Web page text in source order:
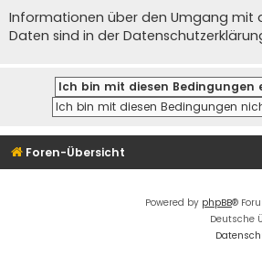
Informationen über den Umgang mit
Daten sind in der
Foren-Übersicht
Powered by phpBB®
Deutsche